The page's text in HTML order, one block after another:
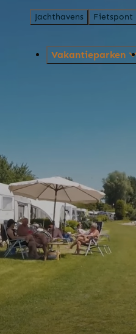
Jachthavens Fietspont
Vakantieparken